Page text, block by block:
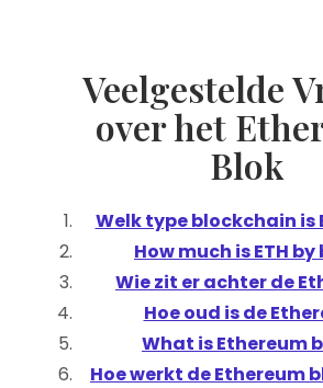
Veelgestelde
over het
Blok
Welk type blockchain is
How much is ETH
Wie zit er achter de
Hoe oud is de
What is Ethereum
Hoe werkt de Ethereum